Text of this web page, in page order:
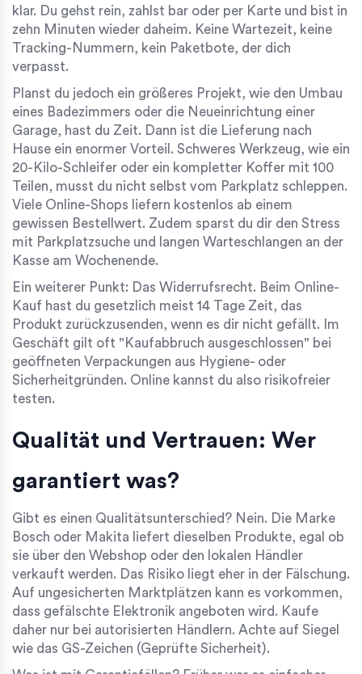
klar. Du gehst rein, zahlst bar oder per Karte und bist in
zehn Minuten wieder daheim. Keine Wartezeit, keine
Tracking-Nummern, kein Paketbote, der dich
verpasst.
Planst du jedoch ein größeres Projekt, wie den Umbau
eines Badezimmers oder die Neueinrichtung einer
Garage, hast du Zeit. Dann ist die Lieferung nach
Hause ein enormer Vorteil. Schweres Werkzeug, wie ein
20-Kilo-Schleifer oder ein kompletter Koffer mit 100
Teilen, musst du nicht selbst vom Parkplatz schleppen.
Viele Online-Shops liefern kostenlos ab einem
gewissen Bestellwert. Zudem sparst du dir den Stress
mit Parkplatzsuche und langen Warteschlangen an der
Kasse am Wochenende.
Ein weiterer Punkt: Das Widerrufsrecht. Beim Online-
Kauf hast du gesetzlich meist 14 Tage Zeit, das
Produkt zurückzusenden, wenn es dir nicht gefällt. Im
Geschäft gilt oft "Kaufabbruch ausgeschlossen" bei
geöffneten Verpackungen aus Hygiene- oder
Sicherheitgründen. Online kannst du also risikofreier
testen.
Qualität und Vertrauen: Wer
garantiert was?
Gibt es einen Qualitätsunterschied? Nein. Die Marke
Bosch oder Makita liefert dieselben Produkte, egal ob
sie über den Webshop oder den lokalen Händler
verkauft werden. Das Risiko liegt eher in der Fälschung.
Auf ungesicherten Marktplätzen kann es vorkommen,
dass gefälschte Elektronik angeboten wird. Kaufe
daher nur bei autorisierten Händlern. Achte auf Siegel
wie das GS-Zeichen (Geprüfte Sicherheit).